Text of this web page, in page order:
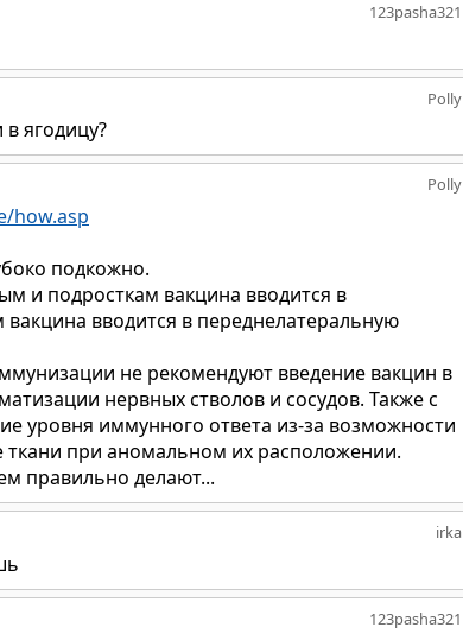
123pasha321
Polly
в ягодицу?
Polly
how.asp
подкожно.
и подросткам вакцина вводится в
вводится в переднелатеральную
не рекомендуют введение вакцин в
нервных стволов и сосудов. Также с
уровня иммунного ответа из-за возможности
при аномальном их расположении.
правильно делают...
irka
123pasha321